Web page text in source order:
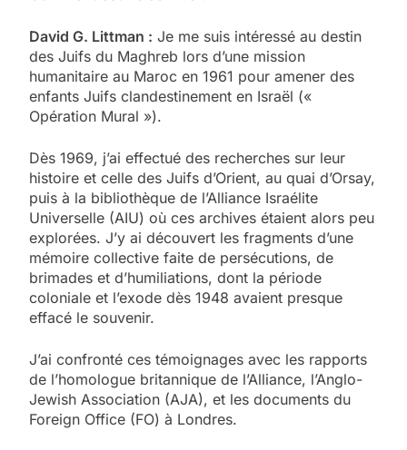
David G. Littman : Je me suis intéressé au destin
des Juifs du Maghreb lors d’une mission
humanitaire au Maroc en 1961 pour amener des
enfants Juifs clandestinement en Israël («
Opération Mural »).
Dès 1969, j’ai effectué des recherches sur leur
histoire et celle des Juifs d’Orient, au quai d’Orsay,
puis à la bibliothèque de l’Alliance Israélite
Universelle (AIU) où ces archives étaient alors peu
explorées. J’y ai découvert les fragments d’une
mémoire collective faite de persécutions, de
brimades et d’humiliations, dont la période
coloniale et l’exode dès 1948 avaient presque
effacé le souvenir.
J’ai confronté ces témoignages avec les rapports
de l’homologue britannique de l’Alliance, l’Anglo-
Jewish Association (AJA), et les documents du
Foreign Office (FO) à Londres.